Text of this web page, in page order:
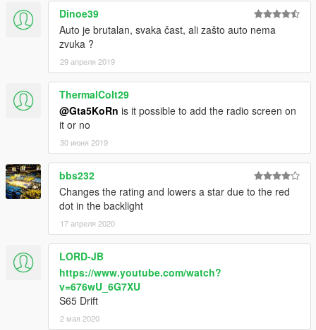
Dinoe39
Auto je brutalan, svaka čast, ali zašto auto nema
zvuka ?
29 апреля 2019
ThermalColt29
@Gta5KoRn is it possible to add the radio screen on
it or no
30 июня 2019
bbs232
Changes the rating and lowers a star due to the red
dot in the backlight
17 апреля 2020
LORD-JB
https://www.youtube.com/watch?
v=676wU_6G7XU
S65 Drift
2 мая 2020